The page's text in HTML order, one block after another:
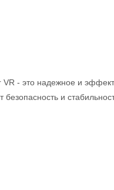
- это надежное и
и